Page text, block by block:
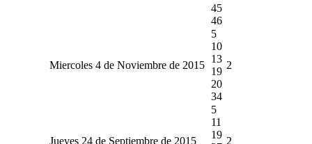
45
46
Miercoles 4 de Noviembre de 2015
5
10
13
19
20
34
2
Jueves 24 de Septiembre de 2015
5
11
19
2